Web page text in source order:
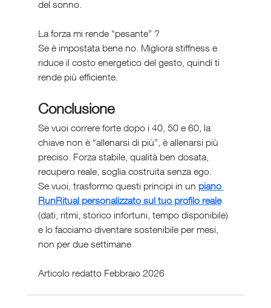
del sonno.
La forza mi rende “pesante” ?
Se è impostata bene no. Migliora stiffness e
riduce il costo energetico del gesto, quindi ti
rende più efficiente.
Conclusione
Se vuoi correre forte dopo i 40, 50 e 60, la
chiave non è “allenarsi di più”, è allenarsi più
preciso. Forza stabile, qualità ben dosata,
recupero reale, soglia costruita senza ego.
Se vuoi, trasformo questi principi in un piano
RunRitual personalizzato sul tuo profilo reale
(dati, ritmi, storico infortuni, tempo disponibile)
e lo facciamo diventare sostenibile per mesi,
non per due settimane
Articolo redatto Febbraio 2026